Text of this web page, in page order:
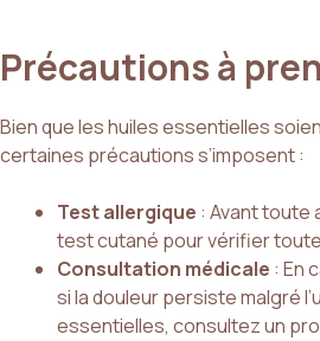
Précautions à
Bien que les huiles essentielles
certaines précautions s’imposent :
Test allergique : Avant toute
test cutané pour vérifier
Consultation médicale : En
si la douleur persiste malgré
essentielles, consultez un